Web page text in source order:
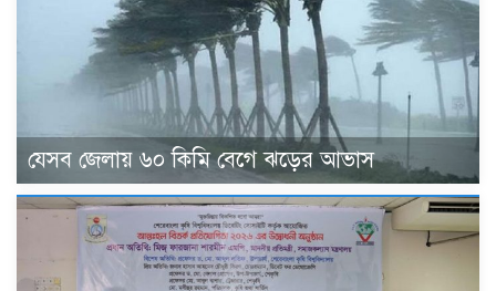
যেসব জেলায় ৬০ কিমি বেগে ঝড়ের আভাস